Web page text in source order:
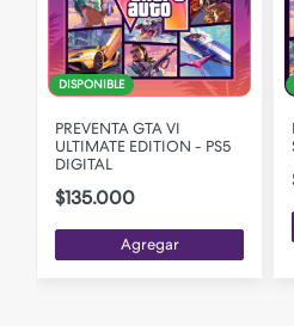
DISPONIBLE
PREVENTA GTA VI
ULTIMATE EDITION - PS5
DIGITAL
$135.000
Agregar